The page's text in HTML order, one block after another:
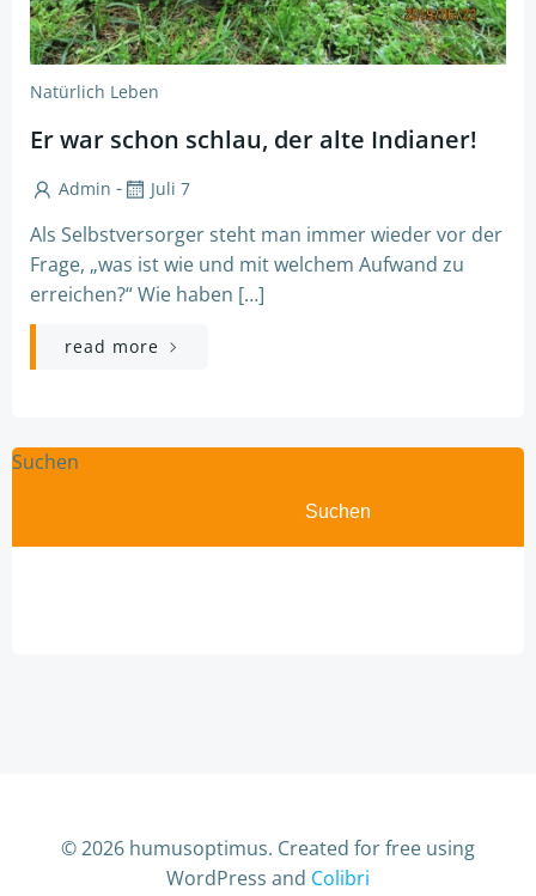
Natürlich Leben
Er war schon schlau, der alte Indianer!
Admin - Juli 7
Als Selbstversorger steht man immer wieder vor der
Frage, „was ist wie und mit welchem Aufwand zu
erreichen?“ Wie haben […]
read more
Suchen
Suchen
© 2026 humusoptimus. Created for free using
WordPress and Colibri